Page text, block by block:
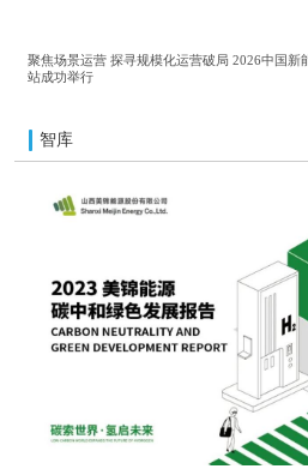
聚焦场景运营 探寻规模化运营破局 2026中国新
站成功举行
智库